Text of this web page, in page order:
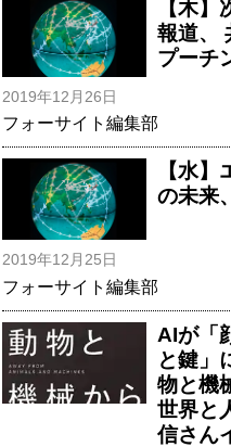
【木
報道、
プーチ
2019年12月26日
フォーサイト編集部
【水
の未来
2019年12月25日
フォーサイト編集部
AIが「
と鍵」
物と機
世界と
信さん